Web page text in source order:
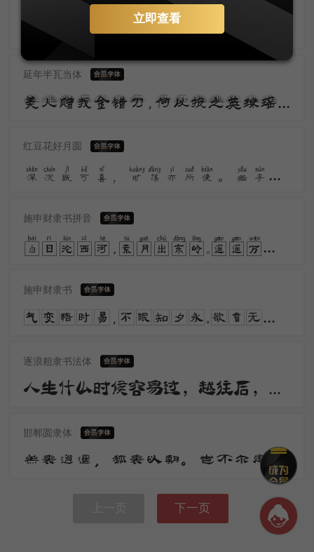
延年半瓦当体
美人赠我金错刀，何以报之英琼瑶。路远莫致倚逍遥，何为怀忧心烦劳。 我所思兮在桂林，欲往从之湘水深。
红豆花好月圆
深沉既可喜，旷荡亦所便。幽寻未云毕，墟落生晚烟。归来记所历，耿耿清不眠。道人亦未寝，孤灯同夜禅。
施申财隶书拼音
白日沦西河，素月出东岭。遥遥万里晖，荡荡空中景。风来入房户，夜中枕席冷。气变悟时易，不眠知夕永。
施申财隶书
气变悟时易，不眠知夕永。欲言无予和，挥杯劝孤影。日月掷人去，有志不获骋。念此怀悲凄，终晓不能静。
逐浪粗隶书法体
人生什么时候容易过，越往后，已经没有更好走的路。亲爱的，切莫辜负，有梦想的自己，萍水相逢的感情，良辰美景好时光。
邯郸圆隶体
羔裘逍遥，狐裘以朝。岂不尔思？劳心忉忉。羔裘翱翔，狐裘在堂。岂不尔思？我心忧伤。羔裘如膏，日出有曜。岂不尔思？中心是悼。
下一页
立即查看